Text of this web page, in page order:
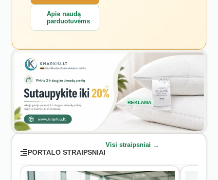
Apie naudą
parduotuvėms
REKLAMA
PORTALO STRAIPSNIAI
Visi straipsniai →